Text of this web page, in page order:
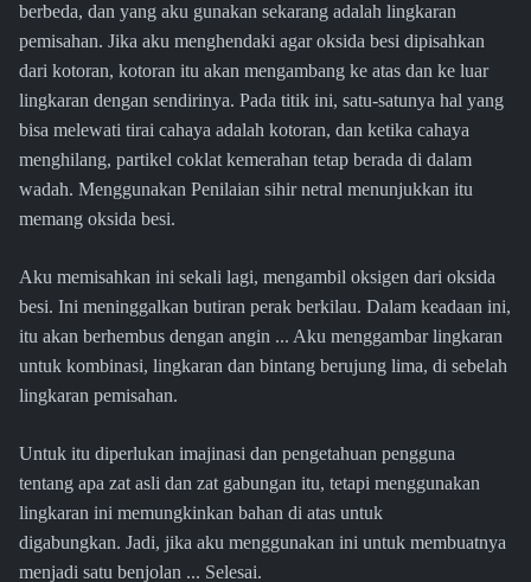
berbeda, dan yang aku gunakan sekarang adalah lingkaran
pemisahan. Jika aku menghendaki agar oksida besi dipisahkan
dari kotoran, kotoran itu akan mengambang ke atas dan ke luar
lingkaran dengan sendirinya. Pada titik ini, satu-satunya hal yang
bisa melewati tirai cahaya adalah kotoran, dan ketika cahaya
menghilang, partikel coklat kemerahan tetap berada di dalam
wadah. Menggunakan Penilaian sihir netral menunjukkan itu
memang oksida besi.
Aku memisahkan ini sekali lagi, mengambil oksigen dari oksida
besi. Ini meninggalkan butiran perak berkilau. Dalam keadaan ini,
itu akan berhembus dengan angin ... Aku menggambar lingkaran
untuk kombinasi, lingkaran dan bintang berujung lima, di sebelah
lingkaran pemisahan.
Untuk itu diperlukan imajinasi dan pengetahuan pengguna
tentang apa zat asli dan zat gabungan itu, tetapi menggunakan
lingkaran ini memungkinkan bahan di atas untuk
digabungkan. Jadi, jika aku menggunakan ini untuk membuatnya
menjadi satu benjolan ... Selesai.